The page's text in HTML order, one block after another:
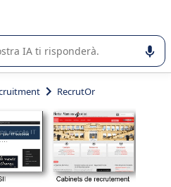
o nella scelta di un
RecrutOr